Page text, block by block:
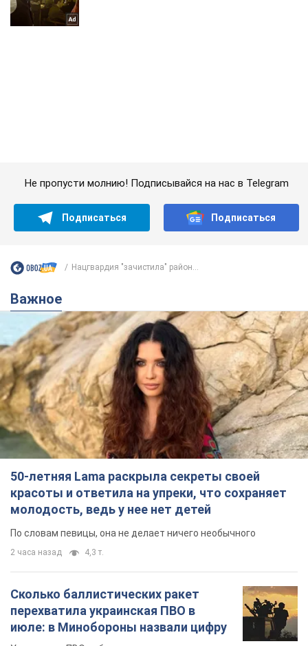
50-летняя Lama раскрыла секреты своей
красоты и ответила на упреки, что сохраняет
молодость, ведь у нее нет детей
По словам певицы, она не делает ничего необычного
2 часа назад 4,3 т.
Сколько баллистических ракет
перехватила украинская ПВО в
июле: в Минобороны назвали цифру
Украинская ПВО работала в условиях
Аурика Ротару через суд изменила
свою пенсию, на которую ранее
жаловалась: сколько получала
певица